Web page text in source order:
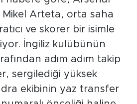
Arteta, orta saha
ve skorer bir isimle
İngiliz kulübünün
adım adım takip
sergilediği yüksek
ekibinin yaz transfer